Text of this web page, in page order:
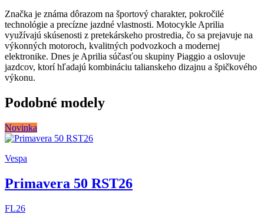
Značka je známa dôrazom na športový charakter, pokročilé
technológie a precízne jazdné vlastnosti. Motocykle Aprilia
využívajú skúsenosti z pretekárskeho prostredia, čo sa prejavuje na
výkonných motoroch, kvalitných podvozkoch a modernej
elektronike. Dnes je Aprilia súčasťou skupiny Piaggio a oslovuje
jazdcov, ktorí hľadajú kombináciu talianskeho dizajnu a špičkového
výkonu.
Podobné modely
Novinka
Vespa
Primavera 50 RST26
FL26